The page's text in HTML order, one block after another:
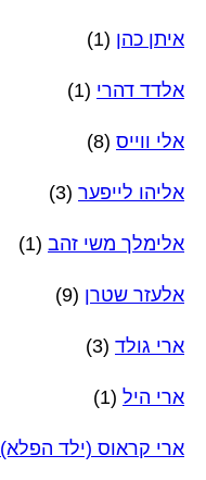
איתן כהן (1)
אלדד דהרי (1)
אלי ווייס (8)
אליהו לייפער (3)
אלימלך משי זהב (1)
אלעזר שטרן (9)
ארי גולד (3)
ארי היל (1)
ארי קראוס (ילד הפלא)